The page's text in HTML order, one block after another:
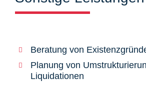
Beratung von
Planung von
Liquidationen